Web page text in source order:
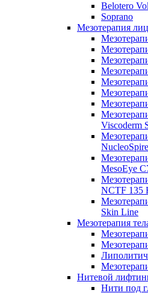
Belotero
Soprano
Мезотерапия
Viscoderm
NucleoSpire
MesoEye
NCTF 135
Skin Line
Мезотерапия
Нитевой
Нити под